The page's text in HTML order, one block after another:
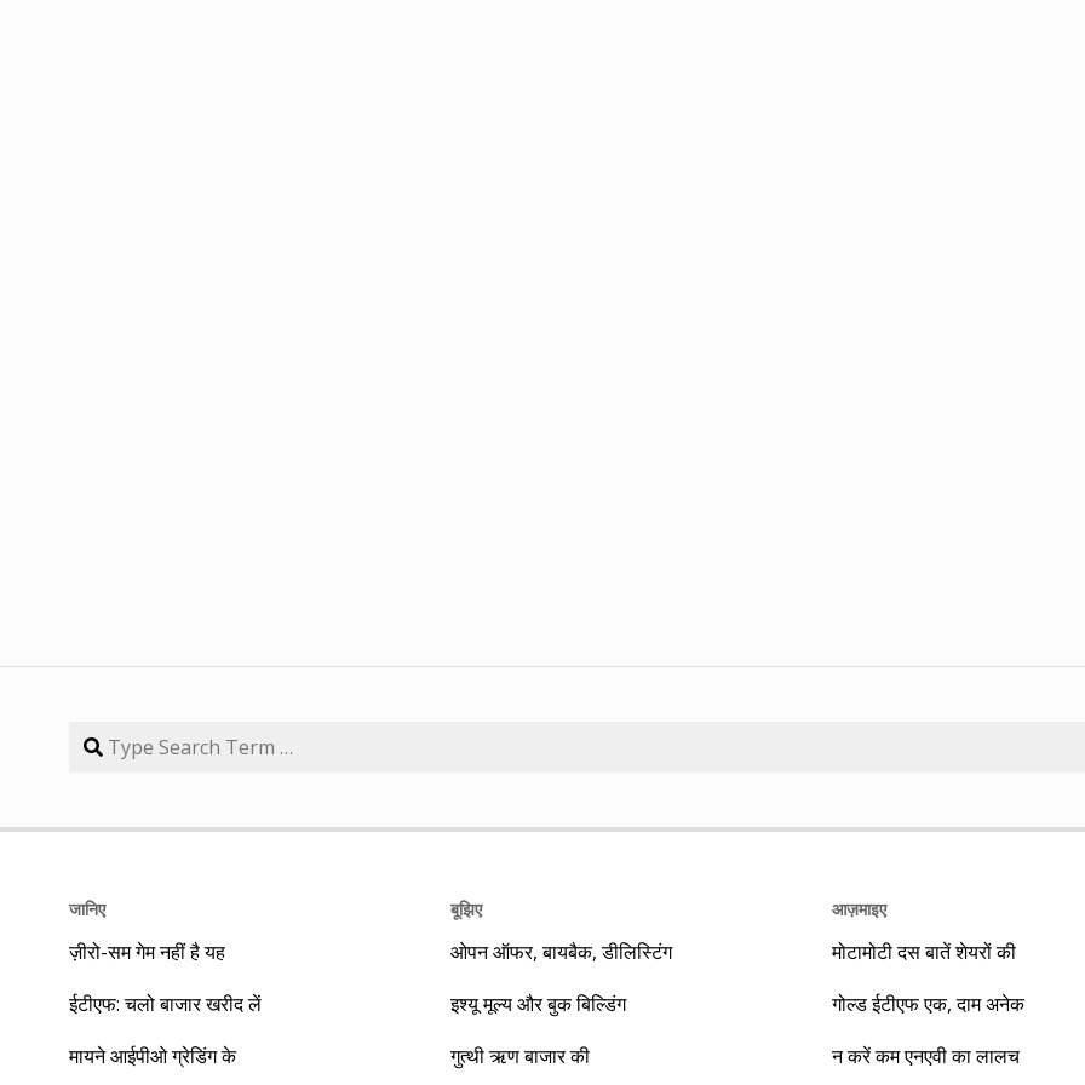
जानिए
ज़ीरो-सम गेम नहीं है यह
ईटीएफ: चलो बाजार खरीद लें
मायने आईपीओ ग्रेडिंग के
बूझिए
ओपन ऑफर, बायबैक, डीलिस्टिंग
इश्यू मूल्य और बुक बिल्डिंग
गुत्थी ऋण बाजार की
आज़माइए
मोटामोटी दस बातें शेयरों की
गोल्ड ईटीएफ एक, दाम अनेक
न करें कम एनएवी का लालच